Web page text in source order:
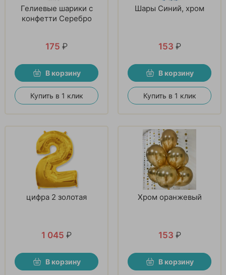
Гелиевые шарики с
конфетти Серебро
175 ₽
В корзину
Купить в 1 клик
Шары Синий, хром
153 ₽
В корзину
Купить в 1 клик
цифра 2 золотая
1 045 ₽
В корзину
Хром оранжевый
153 ₽
В корзину